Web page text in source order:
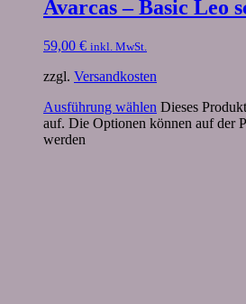
Avarcas – Basic Leo
59,00 € inkl. MwSt.
zzgl. Versandkosten
Ausführung wählen Dieses
auf. Die Optionen können auf der
werden